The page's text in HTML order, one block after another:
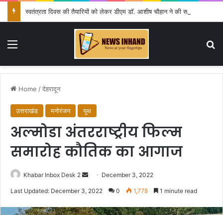
Menu
Home /देहरादून
उत्तराखंड मनोरंजन यूथ
अल्मोडा अंतरराष्ट्रीय फिल्म
समारोह कौतिक का आगाज
Khabar Inbox Desk 2
Send December 3, 2022
Last Updated: December 3, 2022 0 1,778 1 minute read